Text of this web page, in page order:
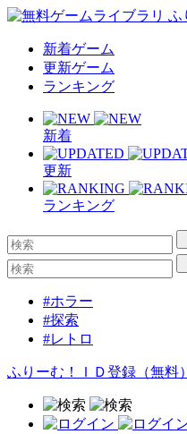
新着ゲーム
更新ゲーム
ランキング
新着
更新
ランキング
#ホラー
#探索
#レトロ
ふりーむ！ＩＤ登録（無料）